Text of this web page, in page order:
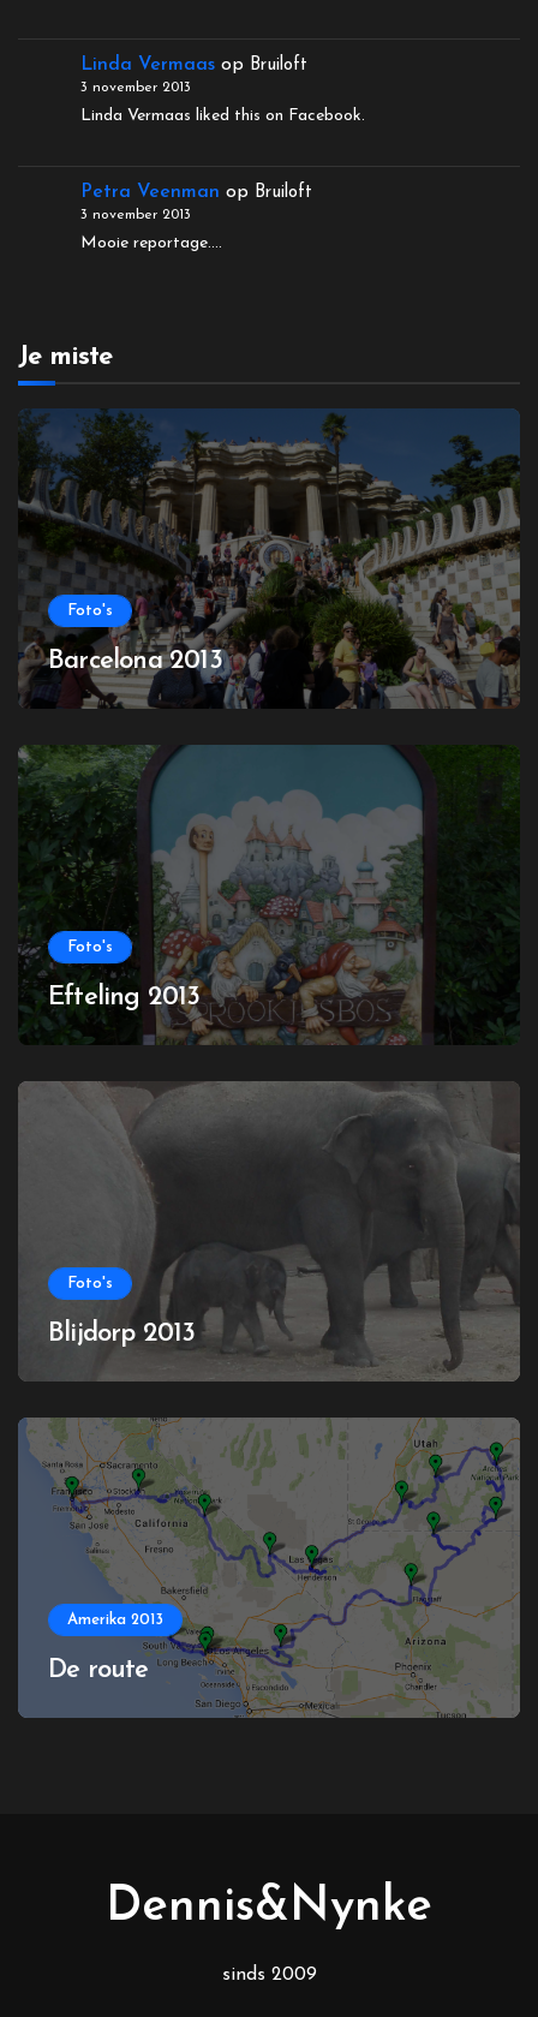
Linda Vermaas op Bruiloft
3 november 2013
Linda Vermaas liked this on Facebook.
Petra Veenman op Bruiloft
3 november 2013
Mooie reportage....
Je miste
Foto's
Barcelona 2013
Foto's
Efteling 2013
Foto's
Blijdorp 2013
Amerika 2013
De route
Dennis&Nynke
sinds 2009